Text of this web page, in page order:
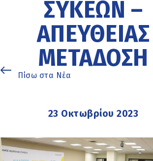
ΣΥΚΕΏΝ –
ΑΠΕΥΘΕΊΑΣ
ΜΕΤΆΔΟΣΗ
Πίσω στα Νέα
23 Οκτωβρίου 2023